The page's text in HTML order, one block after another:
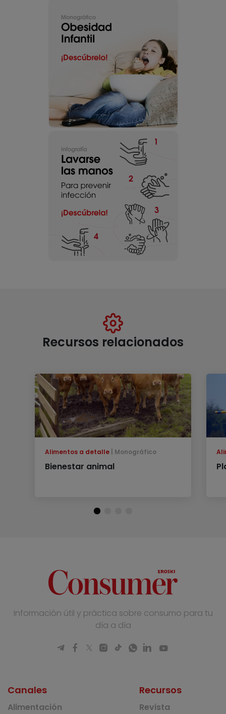
Recursos relacionados
Alimentos a detalle Monográfico
Bienestar animal
Información útil y práctica sobre consumo para tu
día a día
Canales
Alimentación
Recursos
Revista